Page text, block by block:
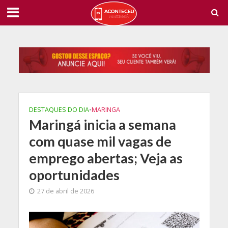
DESTAQUES DO DIA•MARINGA
Maringá inicia a semana
com quase mil vagas de
emprego abertas; Veja as
oportunidades
27 de abril de 2026